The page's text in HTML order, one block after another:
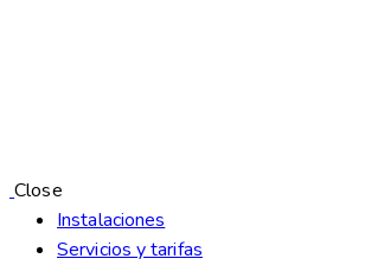
Close
Instalaciones
Servicios y tarifas